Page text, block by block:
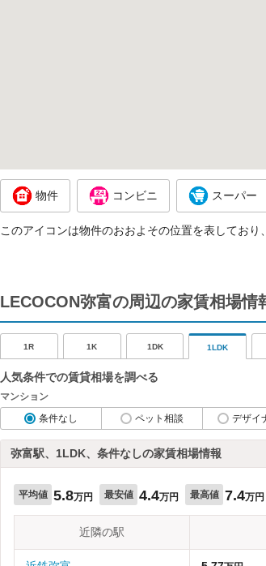
物件 コンビニ スーパー
このアイコンは物件のおおよその位置を表してお
LECOCON弥富の周辺の家賃相場情
1R 1K 1DK 1LDK
人気条件での賃貸相場を調べる
マンション
条件なし
ペット相談 デザイ
弥富駅、1LDK、条件なしの家賃相場情報
平均値 5.8万円 最安値 4.4万円 最高値 7.4万円
近隣の駅